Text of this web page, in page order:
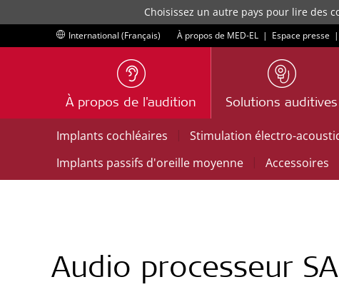
Choisissez un autre pays pour lire des
International (Français) À propos de MED-EL | Espace presse |
À propos de l'audition Solutions auditives
Implants cochléaires | Stimulation électro-
Implants passifs d'oreille moyenne
| Accessoires
Audio processeur